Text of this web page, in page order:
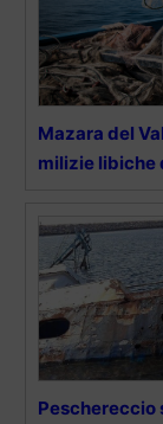
Mazara del
milizie libiche
Peschereccio